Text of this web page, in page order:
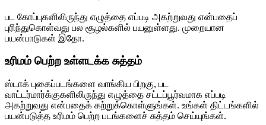
பட கோப்புகளிலிருந்து எழுத்தை எப்படி அகற்றுவது என்பதைப்
புரிந்துகொள்வது பல சூழல்களில் பயனுள்ளது. முறையான
பயன்பாடுகள் இதோ.
உரிமம் பெற்ற உள்ளடக்க சுத்தம்
ஸ்டாக் புகைப்படங்களை வாங்கிய பிறகு, பட
வாட்டர்மார்க்குகளிலிருந்து எழுத்தை சட்டப்பூர்வமாக எப்படி
அகற்றுவது என்பதைக் கற்றுக்கொள்ளுங்கள். உங்கள் திட்டங்களில்
பயன்படுத்த உரிமம் பெற்ற படங்களைச் சுத்தம் செய்யுங்கள்.